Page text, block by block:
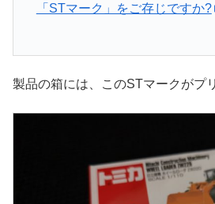
「STマーク」をご存じですか?
製品の箱には、このSTマークがプ